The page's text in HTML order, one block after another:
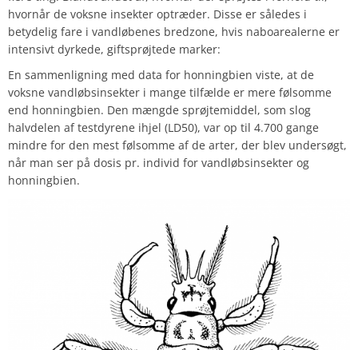
hvornår de voksne insekter optræder. Disse er således i
betydelig fare i vandløbenes bredzone, hvis naboarealerne er
intensivt dyrkede, giftsprøjtede marker:
En sammenligning med data for honningbien viste, at de
voksne vandløbsinsekter i mange tilfælde er mere følsomme
end honningbien. Den mængde sprøjtemiddel, som slog
halvdelen af testdyrene ihjel (LD50), var op til 4.700 gange
mindre for den mest følsomme af de arter, der blev undersøgt,
når man ser på dosis pr. individ for vandløbsinsekter og
honningbien.